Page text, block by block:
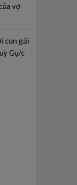
vợ
con gái
Gụ/c